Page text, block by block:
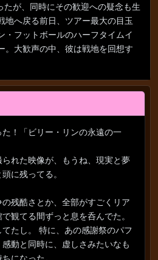
たが、同時にその歓迎への疑念も生
地へ戻る前日、ツアー最大の目玉
・フットボールのハーフタイムイ
。大歓声の中、彼は戦地を回想す
！「ビリー・リンの永遠の一
れた映像が、もうね、現実と夢
に残ってる。
残酷さとか、全部がすごくリア
観てる間ずっと息を呑んでた。
たし。 特に、あの感謝祭のパフ
動と同時に、虚しさみたいなも